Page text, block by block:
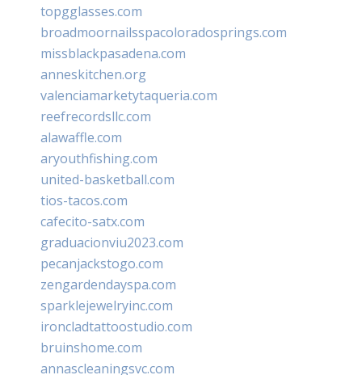
topgglasses.com
broadmoornailsspacoloradosprings.com
missblackpasadena.com
anneskitchen.org
valenciamarketytaqueria.com
reefrecordsllc.com
alawaffle.com
aryouthfishing.com
united-basketball.com
tios-tacos.com
cafecito-satx.com
graduacionviu2023.com
pecanjackstogo.com
zengardendayspa.com
sparklejewelryinc.com
ironcladtattoostudio.com
bruinshome.com
annascleaningsvc.com